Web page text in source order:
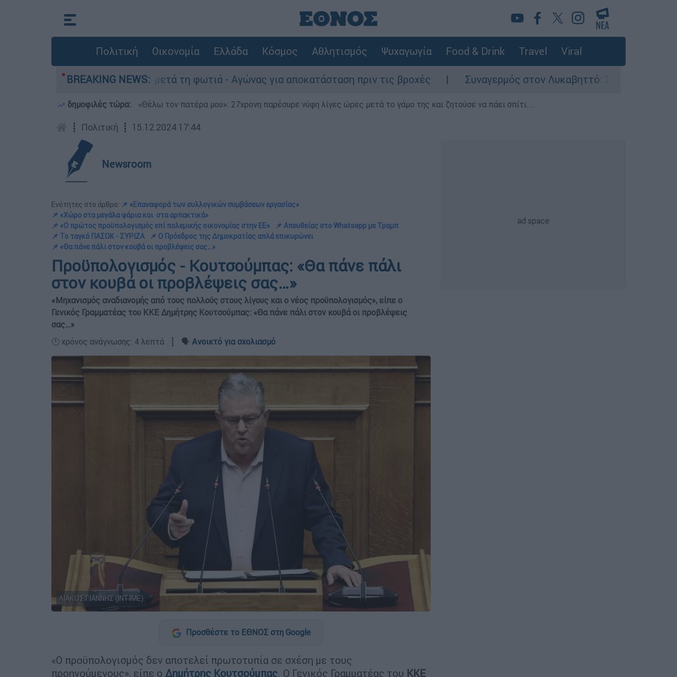
Πολιτική Οικονομία Ελλάδα Κόσμος Αθλητισμός Ψυχαγωγία Food & Drink Travel Viral
BREAKING NEWS:
Πόρτο Γερμανό μετά τη φωτιά - Αγώνας για αποκατάσταση πριν τις βροχές Συναγερμός στον Λυκαβηττό: Σορός σε προχωρημένη
δημοφιλές τώρα: «Θέλω τον πατέρα μου»: 27χρονη παρέσυρε νύφη λίγες ώρες μετά το γάμο της και ζητούσε να πάει σπίτι...
┋ Πολιτική ┋ 15.12.2024 17:44
Newsroom
Ενότητες στο άρθρο: 📌 «Επαναφορά των συλλογικών συμβάσεων εργασίας»
📌 «Χώρο στα μεγάλα ψάρια και στα αρπακτικά»
📌 «Ο πρώτος προϋπολογισμός επί πολεμικής οικονομίας στην ΕΕ»
📌 Απευθείας στο Whatsapp με Τραμπ
📌 Το ταγκό ΠΑΣΟΚ - ΣΥΡΙΖΑ
📌 Ο Πρόεδρος της Δημοκρατίας απλά επικυρώνει
📌 «Θα πάνε πάλι στον κουβά οι προβλέψεις σας…»
Προϋπολογισμός - Κουτσούμπας: «Θα πάνε πάλι
στον κουβά οι προβλέψεις σας…»
«Μηχανισμός αναδιανομής από τους πολλούς στους λίγους και ο νέος προϋπολογισμός», είπε ο
Γενικός Γραμματέας του ΚΚΕ Δημήτρης Κουτσούμπας: «Θα πάνε πάλι στον κουβά οι προβλέψεις
σας…»
🕛 χρόνος ανάγνωσης: 4 λεπτά ┋ 🗣️ Ανοικτό για σχολιασμό
ΛΙΑΚΟΣ ΓΙΑΝΝΗΣ (ΙΝΤΙΜΕ)
Προσθέστε το ΕΘΝΟΣ στη Google
«Ο προϋπολογισμός δεν αποτελεί πρωτοτυπία σε σχέση με τους
προηγούμενους», είπε ο Δημήτρης Κουτσούμπας. Ο Γενικός Γραμματέας του ΚΚΕ